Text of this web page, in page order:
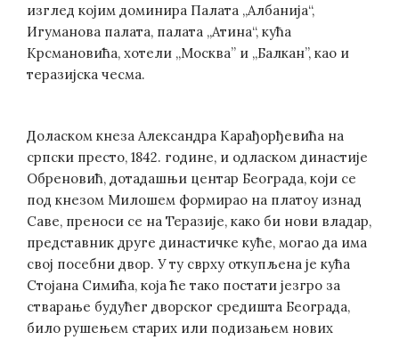
изглед којим доминира Палата „Албанија“,
Игуманова палата, палата „Атина“, кућа
Крсмановића, хотели „Москва” и „Балкан”, као и
теразијска чесма.
Доласком кнеза Александра Карађорђевића на
српски престо, 1842. године, и одласком династије
Обреновић, дотадашњи центар Београда, који се
под кнезом Милошем формирао на платоу изнад
Саве, преноси се на Теразије, како би нови владар,
представник друге династичке куће, могао да има
свој посебни двор. У ту сврху откупљена је кућа
Стојана Симића, која ће тако постати језгро за
стварање будућег дворског средишта Београда,
било рушењем старих или подизањем нових